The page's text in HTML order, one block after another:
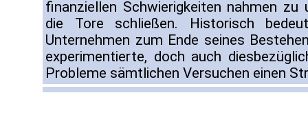
finanziellen Schwierigkeiten nahmen
die Tore schließen. Historisch
Unternehmen zum Ende seines
experimentierte, doch auch
Probleme sämtlichen Versuchen einen